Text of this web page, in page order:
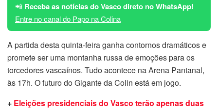
📲 Receba as notícias do Vasco direto no WhatsApp!
Entre no canal do Papo na Colina
A partida desta quinta-feira ganha contornos dramáticos e
promete ser uma montanha russa de emoções para os
torcedores vascaínos. Tudo acontece na Arena Pantanal,
às 17h. O futuro do Gigante da Colin está em jogo.
+ Eleições presidenciais do Vasco terão apenas duas